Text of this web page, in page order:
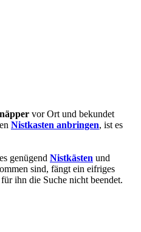
vor Ort und bekundet
Nistkasten anbringen, ist es
genügend Nistkästen und
sind, fängt ein eifriges
ihn die Suche nicht beendet.